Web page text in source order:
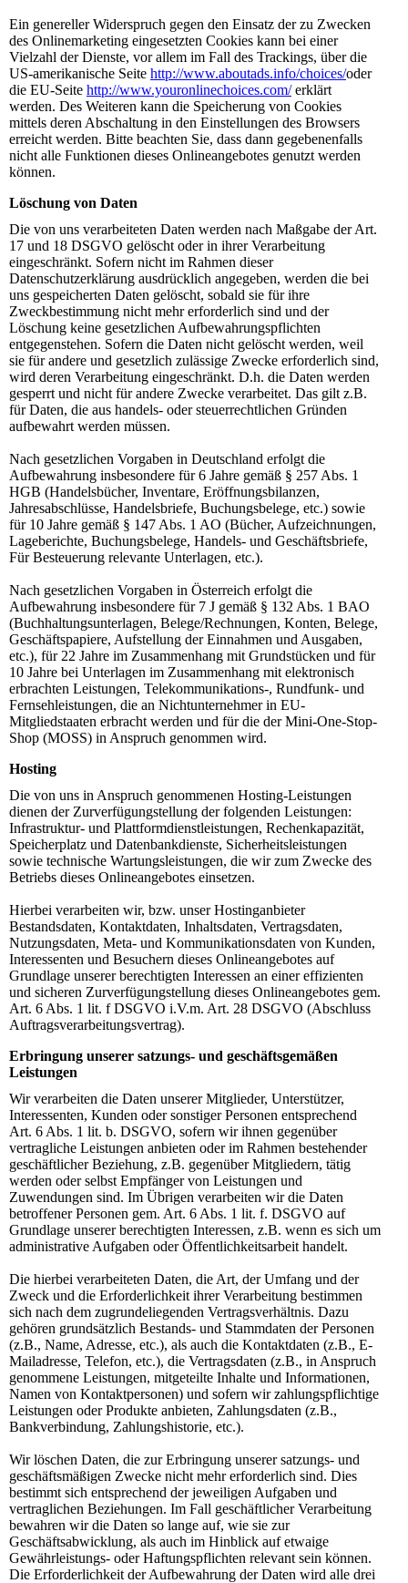
Ein genereller Widerspruch gegen den Einsatz der zu Zwecken
des Onlinemarketing eingesetzten Cookies kann bei einer
Vielzahl der Dienste, vor allem im Fall des Trackings, über die
US-amerikanische Seite http://www.aboutads.info/choices/oder
die EU-Seite http://www.youronlinechoices.com/erklärt
werden. Des Weiteren kann die Speicherung von Cookies
mittels deren Abschaltung in den Einstellungen des Browsers
erreicht werden. Bitte beachten Sie, dass dann gegebenenfalls
nicht alle Funktionen dieses Onlineangebotes genutzt werden
können.
Löschung von Daten
Die von uns verarbeiteten Daten werden nach Maßgabe der Art.
17 und 18 DSGVO gelöscht oder in ihrer Verarbeitung
eingeschränkt. Sofern nicht im Rahmen dieser
Datenschutzerklärung ausdrücklich angegeben, werden die bei
uns gespeicherten Daten gelöscht, sobald sie für ihre
Zweckbestimmung nicht mehr erforderlich sind und der
Löschung keine gesetzlichen Aufbewahrungspflichten
entgegenstehen. Sofern die Daten nicht gelöscht werden, weil
sie für andere und gesetzlich zulässige Zwecke erforderlich sind,
wird deren Verarbeitung eingeschränkt. D.h. die Daten werden
gesperrt und nicht für andere Zwecke verarbeitet. Das gilt z.B.
für Daten, die aus handels- oder steuerrechtlichen Gründen
aufbewahrt werden müssen.
Nach gesetzlichen Vorgaben in Deutschland erfolgt die
Aufbewahrung insbesondere für 6 Jahre gemäß § 257 Abs. 1
HGB (Handelsbücher, Inventare, Eröffnungsbilanzen,
Jahresabschlüsse, Handelsbriefe, Buchungsbelege, etc.) sowie
für 10 Jahre gemäß § 147 Abs. 1 AO (Bücher, Aufzeichnungen,
Lageberichte, Buchungsbelege, Handels- und Geschäftsbriefe,
Für Besteuerung relevante Unterlagen, etc.).
Nach gesetzlichen Vorgaben in Österreich erfolgt die
Aufbewahrung insbesondere für 7 J gemäß § 132 Abs. 1 BAO
(Buchhaltungsunterlagen, Belege/Rechnungen, Konten, Belege,
Geschäftspapiere, Aufstellung der Einnahmen und Ausgaben,
etc.), für 22 Jahre im Zusammenhang mit Grundstücken und für
10 Jahre bei Unterlagen im Zusammenhang mit elektronisch
erbrachten Leistungen, Telekommunikations-, Rundfunk- und
Fernsehleistungen, die an Nichtunternehmer in EU-
Mitgliedstaaten erbracht werden und für die der Mini-One-Stop-
Shop (MOSS) in Anspruch genommen wird.
Hosting
Die von uns in Anspruch genommenen Hosting-Leistungen
dienen der Zurverfügungstellung der folgenden Leistungen:
Infrastruktur- und Plattformdienstleistungen, Rechenkapazität,
Speicherplatz und Datenbankdienste, Sicherheitsleistungen
sowie technische Wartungsleistungen, die wir zum Zwecke des
Betriebs dieses Onlineangebotes einsetzen.
Hierbei verarbeiten wir, bzw. unser Hostinganbieter
Bestandsdaten, Kontaktdaten, Inhaltsdaten, Vertragsdaten,
Nutzungsdaten, Meta- und Kommunikationsdaten von Kunden,
Interessenten und Besuchern dieses Onlineangebotes auf
Grundlage unserer berechtigten Interessen an einer effizienten
und sicheren Zurverfügungstellung dieses Onlineangebotes gem.
Art. 6 Abs. 1 lit. f DSGVO i.V.m. Art. 28 DSGVO (Abschluss
Auftragsverarbeitungsvertrag).
Erbringung unserer satzungs- und geschäftsgemäßen
Leistungen
Wir verarbeiten die Daten unserer Mitglieder, Unterstützer,
Interessenten, Kunden oder sonstiger Personen entsprechend
Art. 6 Abs. 1 lit. b. DSGVO, sofern wir ihnen gegenüber
vertragliche Leistungen anbieten oder im Rahmen bestehender
geschäftlicher Beziehung, z.B. gegenüber Mitgliedern, tätig
werden oder selbst Empfänger von Leistungen und
Zuwendungen sind. Im Übrigen verarbeiten wir die Daten
betroffener Personen gem. Art. 6 Abs. 1 lit. f. DSGVO auf
Grundlage unserer berechtigten Interessen, z.B. wenn es sich um
administrative Aufgaben oder Öffentlichkeitsarbeit handelt.
Die hierbei verarbeiteten Daten, die Art, der Umfang und der
Zweck und die Erforderlichkeit ihrer Verarbeitung bestimmen
sich nach dem zugrundeliegenden Vertragsverhältnis. Dazu
gehören grundsätzlich Bestands- und Stammdaten der Personen
(z.B., Name, Adresse, etc.), als auch die Kontaktdaten (z.B., E-
Mailadresse, Telefon, etc.), die Vertragsdaten (z.B., in Anspruch
genommene Leistungen, mitgeteilte Inhalte und Informationen,
Namen von Kontaktpersonen) und sofern wir zahlungspflichtige
Leistungen oder Produkte anbieten, Zahlungsdaten (z.B.,
Bankverbindung, Zahlungshistorie, etc.).
Wir löschen Daten, die zur Erbringung unserer satzungs- und
geschäftsmäßigen Zwecke nicht mehr erforderlich sind. Dies
bestimmt sich entsprechend der jeweiligen Aufgaben und
vertraglichen Beziehungen. Im Fall geschäftlicher Verarbeitung
bewahren wir die Daten so lange auf, wie sie zur
Geschäftsabwicklung, als auch im Hinblick auf etwaige
Gewährleistungs- oder Haftungspflichten relevant sein können.
Die Erforderlichkeit der Aufbewahrung der Daten wird alle drei